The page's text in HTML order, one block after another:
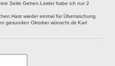
Seite Gehen.Leider habe ich nur 2
wieder einmal für Überraschung
gesunden Oktober wünscht dir Karl